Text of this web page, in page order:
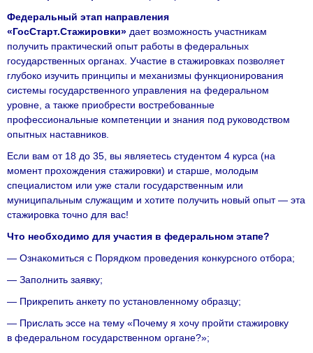
Федеральный этап направления
«ГосСтарт.Стажировки» дает возможность участникам
получить практический опыт работы в федеральных
государственных органах. Участие в стажировках позволяет
глубоко изучить принципы и механизмы функционирования
системы государственного управления на федеральном
уровне, а также приобрести востребованные
профессиональные компетенции и знания под руководством
опытных наставников.
Если вам от 18 до 35, вы являетесь студентом 4 курса (на
момент прохождения стажировки) и старше, молодым
специалистом или уже стали государственным или
муниципальным служащим и хотите получить новый опыт — эта
стажировка точно для вас!
Что необходимо для участия в федеральном этапе?
— Ознакомиться с Порядком проведения конкурсного отбора;
— Заполнить заявку;
— Прикрепить анкету по установленному образцу;
— Прислать эссе на тему «Почему я хочу пройти стажировку
в федеральном государственном органе?»;